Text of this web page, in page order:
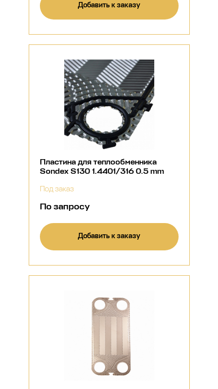
Добавить к заказу
Пластина для теплообменника
Sondex S130 1.4401/316 0.5 mm
Под заказ
По запросу
Добавить к заказу